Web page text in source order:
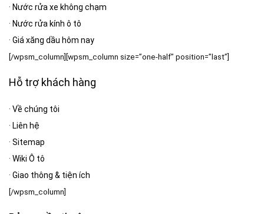
· Nước rửa xe không chạm
· Nước rửa kính ô tô
· Giá xăng dầu hôm nay
[/wpsm_column][wpsm_column size=”one-half” position=”last”]
Hỗ trợ khách hàng
· Về chúng tôi
· Liên hệ
· Sitemap
· Wiki Ô tô
· Giao thông & tiện ích
[/wpsm_column]